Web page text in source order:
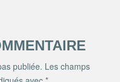
publiée. Les champs